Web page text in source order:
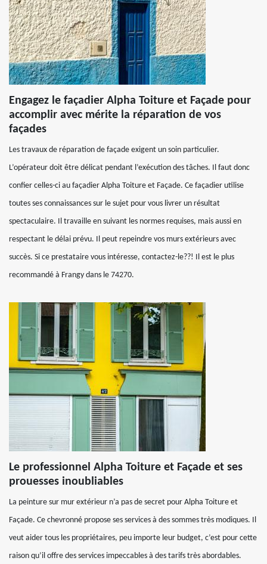
Engagez le façadier Alpha Toiture et Façade pour
accomplir avec mérite la réparation de vos
façades
Les travaux de réparation de façade exigent un soin particulier.
L’opérateur doit être délicat pendant l’exécution des tâches. Il faut donc
confier celles-ci au façadier Alpha Toiture et Façade. Ce façadier utilise
toutes ses connaissances sur le sujet pour vous livrer un résultat
spectaculaire. Il travaille en suivant les normes requises, mais aussi en
respectant le délai prévu. Il peut repeindre vos murs extérieurs avec
succès. Si ce prestataire vous intéresse, contactez-le??! Il est le plus
recommandé à Frangy dans le 74270.
Le professionnel Alpha Toiture et Façade et ses
prouesses inoubliables
La peinture sur mur extérieur n’a pas de secret pour Alpha Toiture et
Façade. Ce chevronné propose ses services à des sommes très modiques. Il
veut aider tous les propriétaires, peu importe leur budget, c’est pour cette
raison qu’il offre des services impeccables à des tarifs très abordables.